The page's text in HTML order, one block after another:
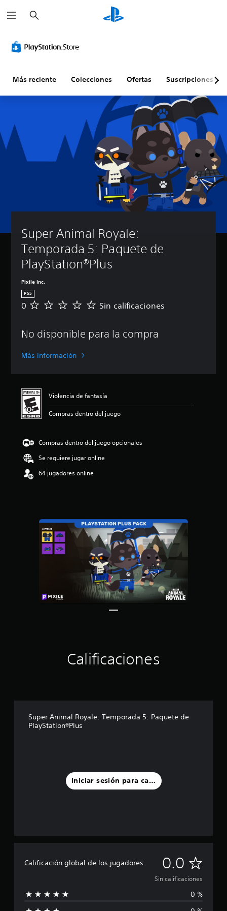
u
s
r
Más reciente Colecciones Ofertas Suscripciones
Super Animal Royale:
Temporada 5: Paquete de
PlayStation®Plus
Pixile Inc.
PS5
S
c
l
i
c
a
i
e
0 Sin calificaciones
No disponible para la compra
Más información
Violencia de fantasía
Compras dentro del juego
Compras dentro del juego opcionales
Se requiere jugar online
64 jugadores online
Calificaciones
Super Animal Royale: Temporada 5: Paquete de
PlayStation®Plus
Iniciar sesión para calificar
Calificación global de los jugadores 0.0 S
i
n
Sin calificaciones
0 %